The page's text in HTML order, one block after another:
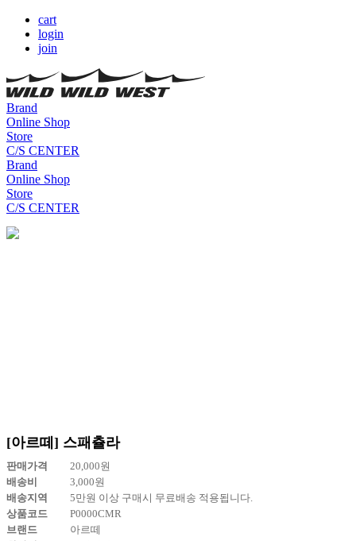
cart
login
join
Brand
Online Shop
Store
C/S CENTER
Brand
Online Shop
Store
C/S CENTER
[아르떼] 스패츌라
판매가격 20,000원
배송비
3,000원
배송지역
5만원 이상 구매시 무료배송 적용됩니다.
상품코드
P0000CMR
브랜드
아르떼